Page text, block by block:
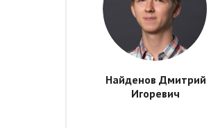
Найденов Дмитрий
Игоревич